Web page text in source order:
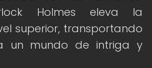
Holmes eleva la
superior, transportando
un mundo de intriga y